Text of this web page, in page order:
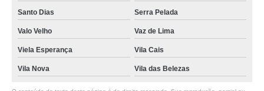
aquecedor gás rinnai Ermelino Matarazzo
aquecedor rinnai 1602 conserto Pacaembu
aquecedor bosch 23 litros a venda Oscar Freire
aquecedor rinnai 1602 a venda Brás
aquecedor de passagem orbis Ermelino Matarazzo
Santo Dias Serra Pelada
Valo Velho Vaz de Lima
Viela Esperança Vila Cais
Vila Nova Vila das Belezas